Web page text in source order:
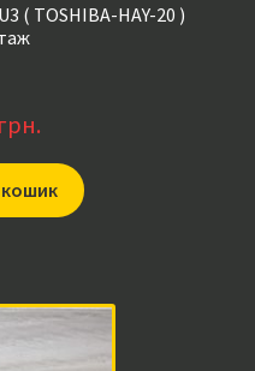
( TOSHIBA-HAY-20 )
грн.